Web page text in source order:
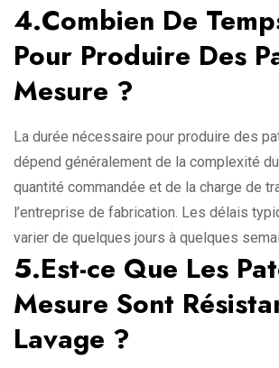
4.Combien De
Pour Produire Des
Mesure ?
La durée nécessaire pour produire des
dépend généralement de la complexité
quantité commandée et de la charge de
l’entreprise de fabrication. Les délais
varier de quelques jours à quelques
5.Est-ce Que Les
Mesure Sont
Lavage ?